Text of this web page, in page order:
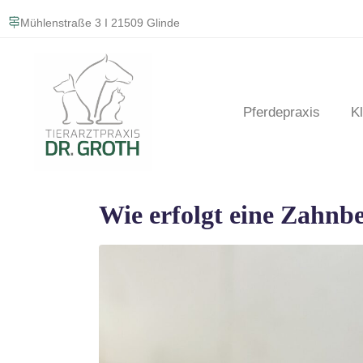
Mühlenstraße 3 I 21509 Glinde
Pferdepraxis
Wie erfolgt eine